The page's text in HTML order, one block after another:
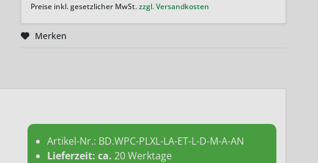
Preise inkl. gesetzlicher MwSt.zzgl. Versandkosten
Merken
Artikel-Nr.: BD.WPC-PLXL-LA-ET-L-D-M-A-AN
Lieferzeit: ca.20 Werktage